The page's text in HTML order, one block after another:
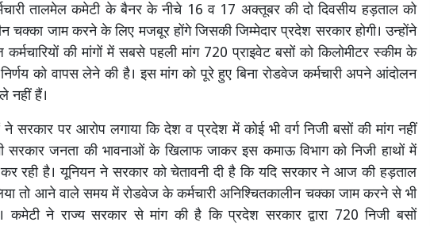
तालमेल कमेटी के बैनर के नीचे 16 व 17 अक्तूबर की दो दिवसीय हड़ताल को
चक्का जाम करने के लिए मजबूर होंगे जिसकी जिम्मेदार प्रदेश सरकार होगी। उन्होंने
की मांगों में सबसे पहली मांग 720 प्राइवेट बसों को किलोमीटर स्कीम के
को वापस लेने की है। इस मांग को पूरे हुए बिना रोडवेज कर्मचारी अपने आंदोलन
नहीं हैं।
ने सरकार पर आरोप लगाया कि देश व प्रदेश में कोई भी वर्ग निजी बसों की मांग नहीं
सरकार जनता की भावनाओं के खिलाफ जाकर इस कमाऊ विभाग को निजी हाथों में
रही है। यूनियन ने सरकार को चेतावनी दी है कि यदि सरकार ने आज की हड़ताल
तो आने वाले समय में रोडवेज के कर्मचारी अनिश्चितकालीन चक्का जाम करने से भी
कमेटी ने राज्य सरकार से मांग की है कि प्रदेश सरकार द्वारा 720 निजी बसों